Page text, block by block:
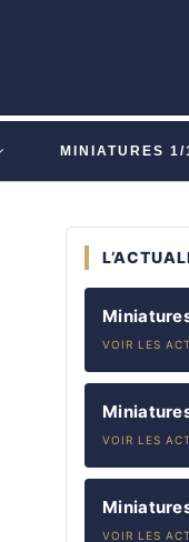
MINIATURES 1/
VOIR LES
VOIR LES
VOIR LES